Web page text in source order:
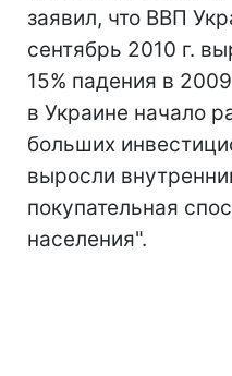
заявил, что ВВП
сентябрь 2010 г.
15% падения в
в Украине начало
больших
выросли
покупательная
населения".